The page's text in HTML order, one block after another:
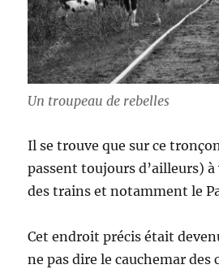
Un troupeau de rebelles
Il se trouve que sur ce
passent toujours d’ailleurs)
des trains et notamment le
Cet endroit précis était
ne pas dire le cauchemar des